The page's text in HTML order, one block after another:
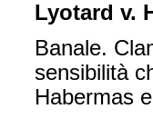
Lyotard v.
Banale.
sensibilità
Habermas